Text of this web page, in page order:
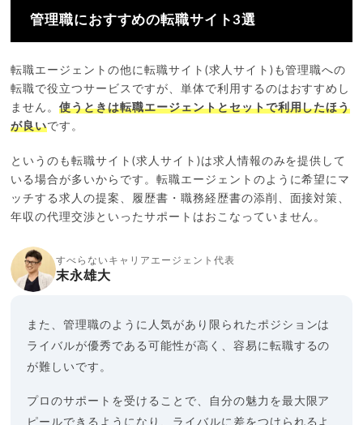
管理職におすすめの転職サイト3選
転職エージェントの他に転職サイト(求人サイト)も管理職への
転職で役立つサービスですが、単体で利用するのはおすすめし
ません。使うときは転職エージェントとセットで利用したほう
が良いです。
というのも転職サイト(求人サイト)は求人情報のみを提供して
いる場合が多いからです。転職エージェントのように希望にマ
ッチする求人の提案、履歴書・職務経歴書の添削、面接対策、
年収の代理交渉といったサポートはおこなっていません。
すべらないキャリアエージェント代表
末永雄大
また、管理職のように人気があり限られたポジションは
ライバルが優秀である可能性が高く、容易に転職するの
が難しいです。
プロのサポートを受けることで、自分の魅力を最大限ア